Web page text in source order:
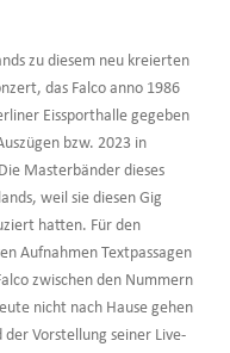
zu diesem neu kreierten
das Falco anno 1986
Eissporthalle gegeben
bzw. 2023 in
Masterbänder dieses
weil sie diesen Gig
hatten. Für den
Aufnahmen Textpassagen
zwischen den Nummern
nicht nach Hause gehen
Vorstellung seiner Live-